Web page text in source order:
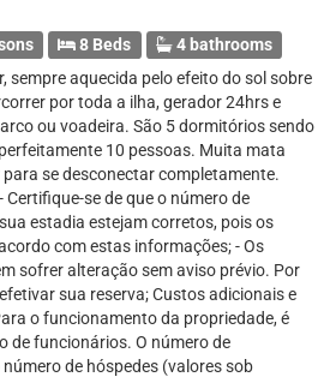
8 Beds
4 bathrooms
sempre aquecida pelo efeito do sol sobre
por toda a ilha, gerador 24hrs e
ou voadeira. São 5 dormitórios sendo
10 pessoas. Muita mata
se desconectar completamente.
se de que o número de
estadia estejam corretos, pois os
com estas informações; - Os
sofrer alteração sem aviso prévio. Por
sua reserva; Custos adicionais e
o funcionamento da propriedade, é
de funcionários. O número de
de hóspedes (valores sob